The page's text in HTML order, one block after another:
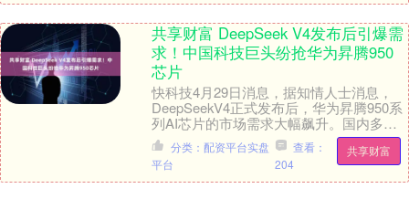
共享财富 DeepSeek V4发布后引爆需
求！中国科技巨头纷抢华为昇腾950
芯片
快科技4月29日消息，据知情人士消息，
DeepSeekV4正式发布后，华为昇腾950系
列AI芯片的市场需求大幅飙升。国内多家
头部科技企业正紧急锁定芯片供货订
单。....
共享财富
分类：配资平台实盘
平台
查看：
204